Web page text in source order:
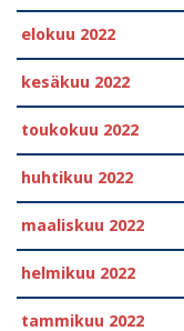
elokuu 2022
kesäkuu 2022
toukokuu 2022
huhtikuu 2022
maaliskuu 2022
helmikuu 2022
tammikuu 2022